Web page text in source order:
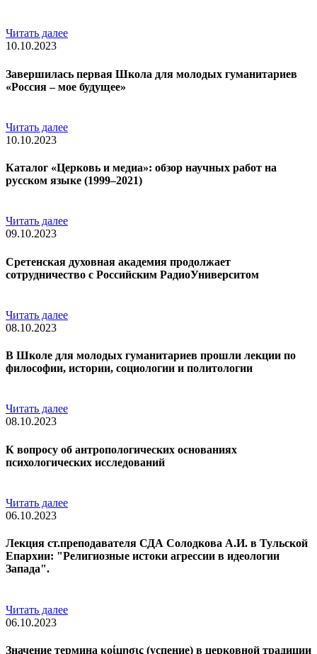
Читать далее
10.10.2023
Завершилась первая Школа для молодых гуманитариев
«Россия – мое будущее»
Читать далее
10.10.2023
Каталог «Церковь и медиа»: обзор научных работ на
русском языке (1999–2021)
Читать далее
09.10.2023
Сретенская духовная академия продолжает
сотрудничество с Российским РадиоУниверситом
Читать далее
08.10.2023
В Школе для молодых гуманитариев прошли лекции по
философии, истории, социологии и политологии
Читать далее
08.10.2023
К вопросу об антропологических основаниях
психологических исследований
Читать далее
06.10.2023
Лекция ст.преподавателя СДА Солодкова А.И. в Тульской
Епархии: "Религиозные истоки агрессии в идеологии
Запада".
Читать далее
06.10.2023
Значение термина κοίμησις (успение) в церковной традиции